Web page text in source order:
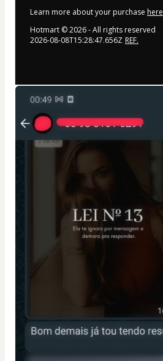
Learn more about your purchase here
Hotmart ©2026- All rights reserved
2026-08-08T15:28:47.656Z REF.